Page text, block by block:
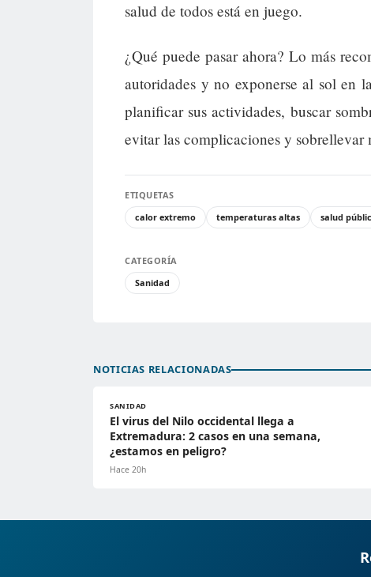
salud de todos está en juego.
¿Qué puede pasar ahora? Lo más
autoridades y no exponerse al sol en
planificar sus actividades, buscar
evitar las complicaciones y sobrellevar
ETIQUETAS
calor extremo
temperaturas altas salud
CATEGORÍA
Sanidad
NOTICIAS RELACIONADAS
SANIDAD
El virus del Nilo occidental llega a
Extremadura: 2 casos en una semana,
¿estamos en peligro?
Hace 20h